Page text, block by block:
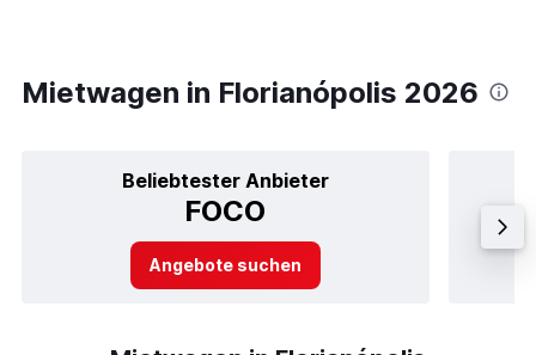
Mietwagen in Florianópolis 2026
Beliebtester Anbieter
FOCO
Angebote suchen